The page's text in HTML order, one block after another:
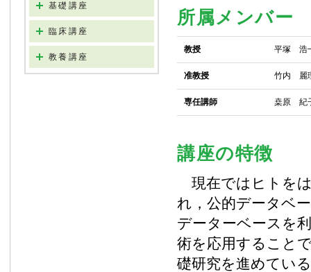
基礎講座
臨床講座
教養講座
所属メンバー
教授 平塚 浩
准教授 竹内 麗
専任講師 桒原 紀
講座の特徴
現在ではヒトを
れ，公的データベ
データーベースを
術を応用すること
礎研究を進めてい